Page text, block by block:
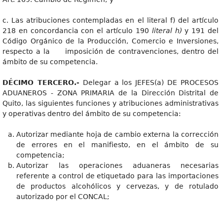
c. Las atribuciones contempladas en el literal f) del artículo
218 en concordancia con el artículo 190 literal h)y 191 del
Código Orgánico de la Producción, Comercio e Inversiones,
respecto a la imposición de contravenciones, dentro del
ámbito de su competencia.
DÉCIMO TERCERO.- Delegar a los JEFES(a) DE PROCESOS
ADUANEROS - ZONA PRIMARIA de la Dirección Distrital de
Quito, las siguientes funciones y atribuciones administrativas
y operativas dentro del ámbito de su competencia:
Autorizar mediante hoja de cambio externa la corrección
de errores en el manifiesto, en el ámbito de su
competencia;
Autorizar las operaciones aduaneras necesarias
referente a control de etiquetado para las importaciones
de productos alcohólicos y cervezas, y de rotulado
autorizado por el CONCAL;